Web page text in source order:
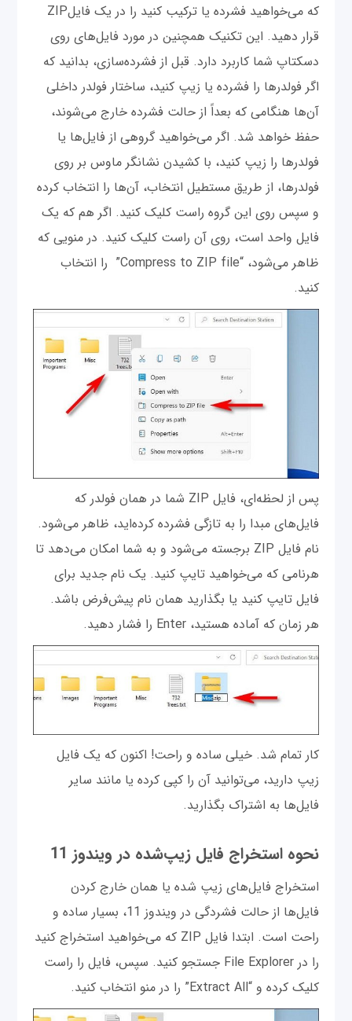
که می‌خواهید فشرده یا ترکیب کنید را در یک فایلZIP
قرار دهید. این تکنیک همچنین در مورد فایل‌های روی
دسکتاپ شما کاربرد دارد. قبل از فشرده‌سازی، بدانید که
اگر فولدرها را فشرده یا زیپ کنید، ساختار فولدر داخلی
آن‌ها هنگامی که بعداً از حالت فشرده خارج می‌شوند،
حفظ خواهد شد. اگر می‌خواهید گروهی از فایل‌ها یا
فولدرها را زیپ کنید، با کشیدن نشانگر ماوس بر روی
فولدرها، از طریق مستطیل انتخاب، آن‌ها را انتخاب کرده
و سپس روی این گروه راست کلیک کنید. اگر هم که یک
فایل واحد است، روی آن راست کلیک کنید. در منویی که
ظاهر می‌شود، “Compress to ZIP file” را انتخاب
کنید.
پس از لحظه‌ای، فایل ZIP شما در همان فولدر که
فایل‌های مبدا را به تازگی فشرده‌ کرده‌اید، ظاهر می‌شود.
نام فایل ZIP برجسته می‌شود و به شما امکان می‌دهد تا
هرنامی که می‌خواهید تایپ کنید. یک نام جدید برای
فایل تایپ کنید یا بگذارید همان نام پیش‌فرض باشد.
هر زمان که آماده هستید، Enter را فشار دهید.
کار تمام شد. خیلی ساده و راحت! اکنون که یک فایل
زیپ دارید، می‌توانید آن را کپی کرده یا مانند سایر
فایل‌ها به اشتراک بگذارید.
نحوه استخراج فایل زیپ‌شده در ویندوز 11
استخراج فایل‌های زیپ شده یا همان خارج کردن
فایل‌ها از حالت فشردگی در ویندوز 11، بسیار ساده و
راحت است. ابتدا فایل ZIP که می‌خواهید استخراج کنید
را در File Explorer جستجو کنید. سپس، فایل را راست
کلیک کرده و “Extract All” را در منو انتخاب کنید.